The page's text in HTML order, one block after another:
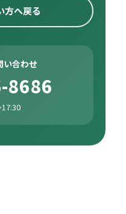
方へ戻る
い合わせ
8686